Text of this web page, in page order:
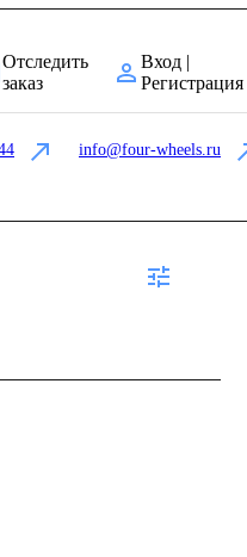
Отследить
заказ
Вход |
Регистрация
info@four-wheels.ru